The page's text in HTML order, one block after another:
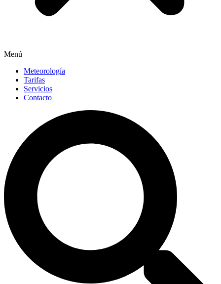
Menú
Meteorología
Tarifas
Servicios
Contacto